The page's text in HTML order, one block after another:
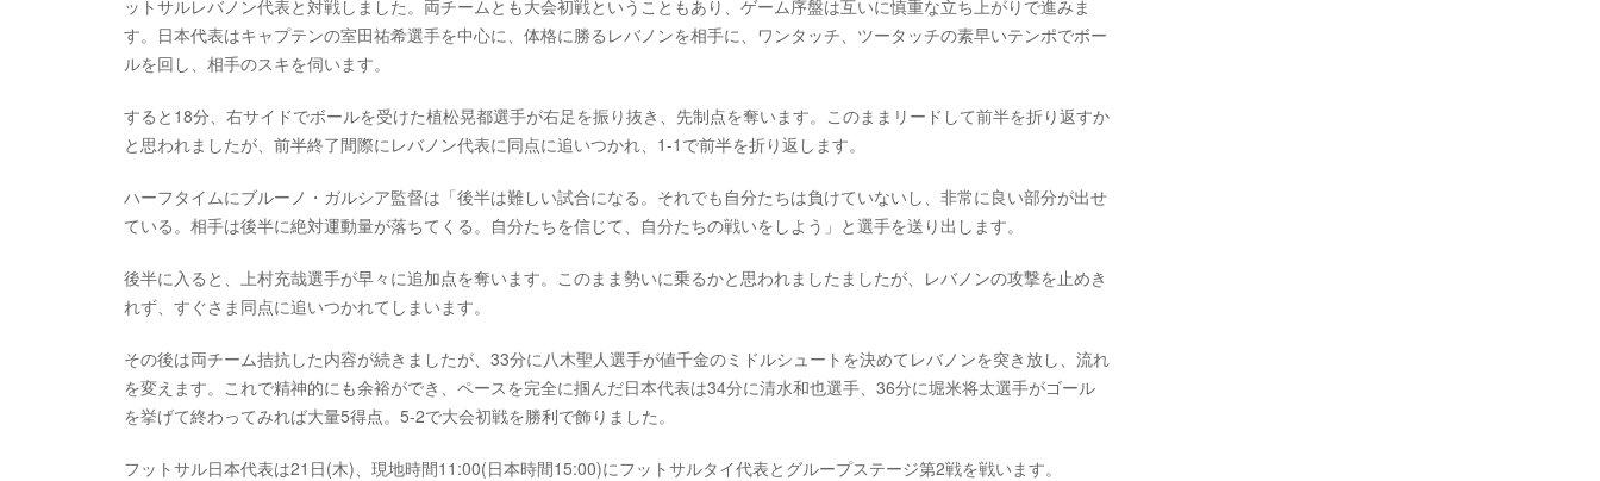
ットサルレバノン代表と対戦しました。両チームとも大会初戦ということもあり、ゲーム序盤は互いに慎重な立ち上がりで進みま
す。日本代表はキャプテンの室田祐希選手を中心に、体格に勝るレバノンを相手に、ワンタッチ、ツータッチの素早いテンポでボー
ルを回し、相手のスキを伺います。
すると18分、右サイドでボールを受けた植松晃都選手が右足を振り抜き、先制点を奪います。このままリードして前半を折り返すか
と思われましたが、前半終了間際にレバノン代表に同点に追いつかれ、1-1で前半を折り返します。
ハーフタイムにブルーノ・ガルシア監督は「後半は難しい試合になる。それでも自分たちは負けていないし、非常に良い部分が出せ
ている。相手は後半に絶対運動量が落ちてくる。自分たちを信じて、自分たちの戦いをしよう」と選手を送り出します。
後半に入ると、上村充哉選手が早々に追加点を奪います。このまま勢いに乗るかと思われましたましたが、レバノンの攻撃を止めき
れず、すぐさま同点に追いつかれてしまいます。
その後は両チーム拮抗した内容が続きましたが、33分に八木聖人選手が値千金のミドルシュートを決めてレバノンを突き放し、流れ
を変えます。これで精神的にも余裕ができ、ペースを完全に掴んだ日本代表は34分に清水和也選手、36分に堀米将太選手がゴール
を挙げて終わってみれば大量5得点。5-2で大会初戦を勝利で飾りました。
フットサル日本代表は21日(木)、現地時間11:00(日本時間15:00)にフットサルタイ代表とグループステージ第2戦を戦います。